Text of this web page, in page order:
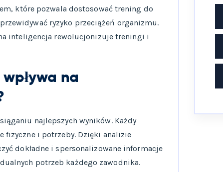
które pozwala dostosować trening do
ryzyko przeciążeń organizmu.
inteligencja rewolucjonizuje treningi i
na
najlepszych wyników. Każdy
fizyczne i potrzeby. Dzięki analizie
dokładne i spersonalizowane informacje
potrzeb każdego zawodnika.